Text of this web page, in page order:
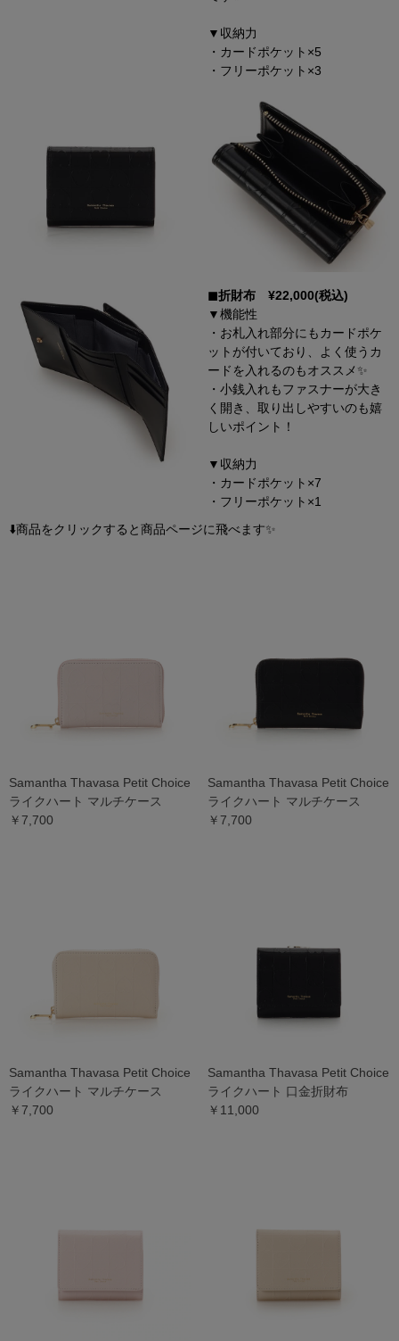
▼収納力
・カードポケット×5
・フリーポケット×3
◼︎折財布 ¥22,000(税込)
▼機能性
・お札入れ部分にもカードポケ
ットが付いており、よく使うカ
ードを入れるのもオススメ✨
・小銭入れもファスナーが大き
く開き、取り出しやすいのも嬉
しいポイント！
▼収納力
・カードポケット×7
・フリーポケット×1
⬇️商品をクリックすると商品ページに飛べます✨
Samantha Thavasa Petit Choice
ライクハート マルチケース
￥7,700
Samantha Thavasa Petit Choice
ライクハート マルチケース
￥7,700
Samantha Thavasa Petit Choice
ライクハート マルチケース
￥7,700
Samantha Thavasa Petit Choice
ライクハート 口金折財布
￥11,000